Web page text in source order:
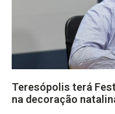
Teresópolis terá
na decoração